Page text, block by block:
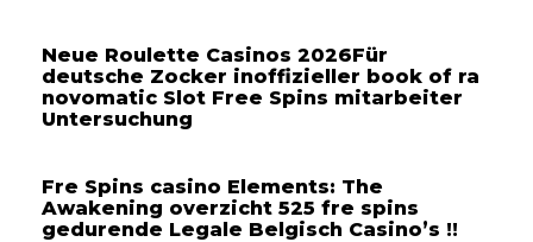
Neue Roulette Casinos 2026Für
deutsche Zocker inoffizieller book of ra
novomatic Slot Free Spins mitarbeiter
Untersuchung
Fre Spins casino Elements: The
Awakening overzicht 525 fre spins
gedurende Legale Belgisch Casino’s !!